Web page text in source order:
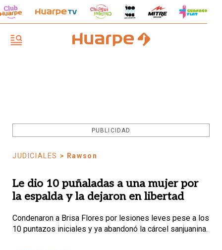
PUBLICIDAD
JUDICIALES > Rawson
Le dio 10 puñaladas a una mujer por
la espalda y la dejaron en libertad
Condenaron a Brisa Flores por lesiones leves pese a los
10 puntazos iniciales y ya abandonó la cárcel sanjuanina.